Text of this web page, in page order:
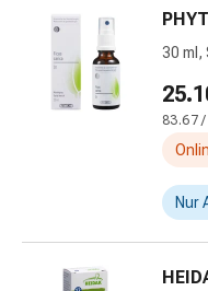
Nieren-
Schmerzen
&
Migräne
30 ml,
83.67 /
Nur